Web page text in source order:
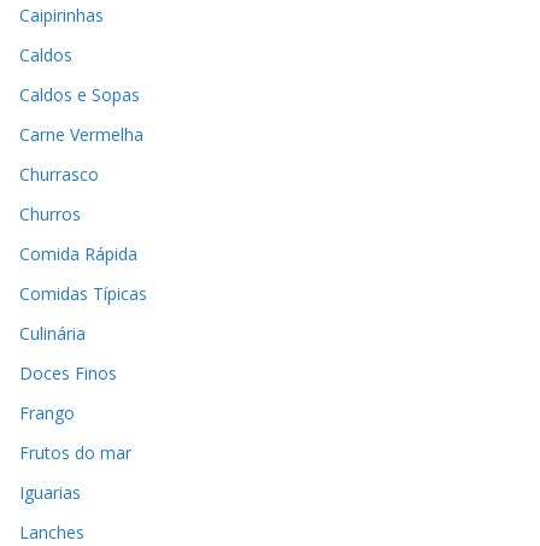
Caipirinhas
Caldos
Caldos e Sopas
Carne Vermelha
Churrasco
Churros
Comida Rápida
Comidas Típicas
Culinária
Doces Finos
Frango
Frutos do mar
Iguarias
Lanches